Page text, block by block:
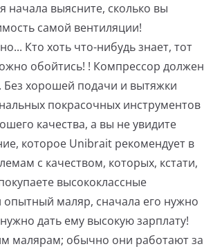
начала выясните, сколько вы
самой вентиляции!
Кто хоть что-нибудь знает, тот
обойтись! ! Компрессор должен
хорошей подачи и вытяжки
покрасочных инструментов
качества, а вы не увидите
которое Unibrait рекомендует в
с качеством, которых, кстати,
высококлассные
маляр, сначала его нужно
дать ему высокую зарплату!
малярам; обычно они работают за